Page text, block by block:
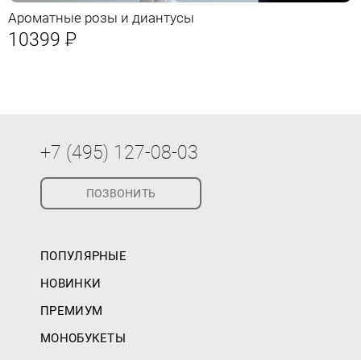
Ароматные розы и диантусы
10399 Р
+7 (495) 127-08-03
ПОЗВОНИТЬ
ПОПУЛЯРНЫЕ
НОВИНКИ
ПРЕМИУМ
МОНОБУКЕТЫ